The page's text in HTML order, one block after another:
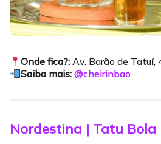
Onde fica?:Av. Barão de Tatuí,
Saiba mais:@cheirinbao
Nordestina | Tatu Bola